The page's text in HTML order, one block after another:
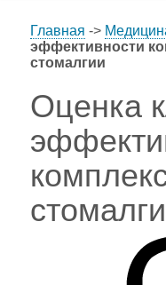
Главная ->
эффективности
стомалгии
Оценка